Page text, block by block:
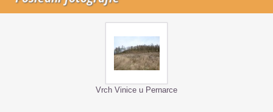
Vrch Vinice u Pernarce